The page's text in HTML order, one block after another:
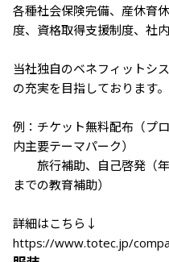
各種社会保険完備、産休育
度、資格取得支援制度、社
当社独自のベネフィットシ
の充実を目指しております。
例：チケット無料配布（プ
内主要テーマパーク）
旅行補助、自己啓発（年
までの教育補助）
詳細はこちら↓
https://www.totec.jp/